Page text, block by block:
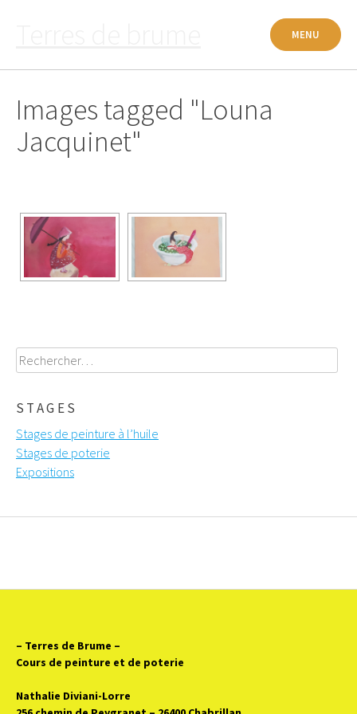
MENU
Images tagged "Louna
Jacquinet"
Rechercher :
STAGES
Stages de peinture à l’huile
Stages de poterie
Expositions
– Terres de Brume –
Cours de peinture et de poterie
Nathalie Diviani-Lorre